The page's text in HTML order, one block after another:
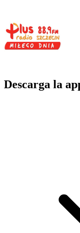
Descarga la